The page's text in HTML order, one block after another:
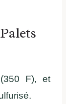
F), et